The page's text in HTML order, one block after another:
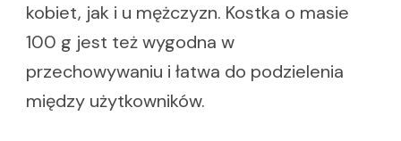
kobiet, jak i u mężczyzn. Kostka o masie
100 g jest też wygodna w
przechowywaniu i łatwa do podzielenia
między użytkowników.